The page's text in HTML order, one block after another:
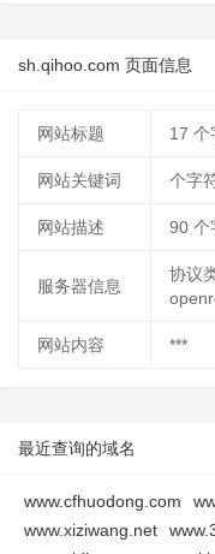
sh.qihoo.com 页面信息
网站标题 17 个
网站关键词 个字
网站描述 90 个
服务器信息
协议
网站内容 ***
最近查询的域名
www.cfhuodong.com
www.xiziwang.net